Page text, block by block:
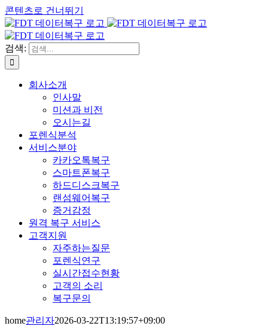
콘텐츠로 건너뛰기
검색:
회사소개
인사말
미션과 비전
오시는길
포렌식분석
서비스분야
카카오톡복구
스마트폰복구
하드디스크복구
랜섬웨어복구
증거감정
원격 복구 서비스
고객지원
자주하는질문
포렌식연구
실시간접수현황
고객의 소리
복구문의
home관리자2026-03-22T13:19:57+09:00